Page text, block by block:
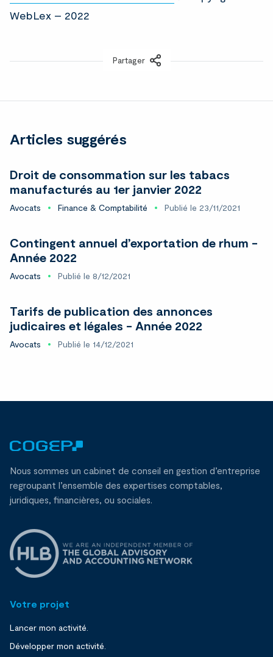
WebLex – 2022
Partager
LinkedIn
Articles suggérés
Droit de consommation sur les tabacs
manufacturés au 1er janvier 2022
Avocats Finance & Comptabilité Publié le 23/11/2021
Contingent annuel d’exportation de rhum -
Année 2022
Avocats Publié le 8/12/2021
Tarifs de publication des annonces
judicaires et légales - Année 2022
Avocats Publié le 14/12/2021
Nous sommes un cabinet de conseil en gestion d’entreprise
regroupant l’ensemble des expertises comptables,
juridiques, financières, ou sociales.
Votre projet
Lancer mon activité.
Développer mon activité.